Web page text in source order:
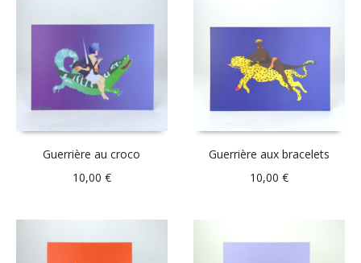
Guerrière au croco
10,00 €
Guerrière aux bracelets
10,00€